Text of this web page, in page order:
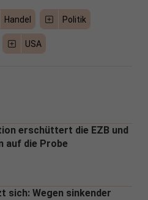
Handel Politik
USA
erschüttert die EZB und
auf die Probe
sich: Wegen sinkender